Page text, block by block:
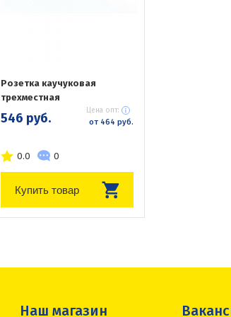
Розетка каучуковая
трехместная
546 руб. Цена опт:
от 464 руб.
0.0 0
Купить товар
Наш магазин